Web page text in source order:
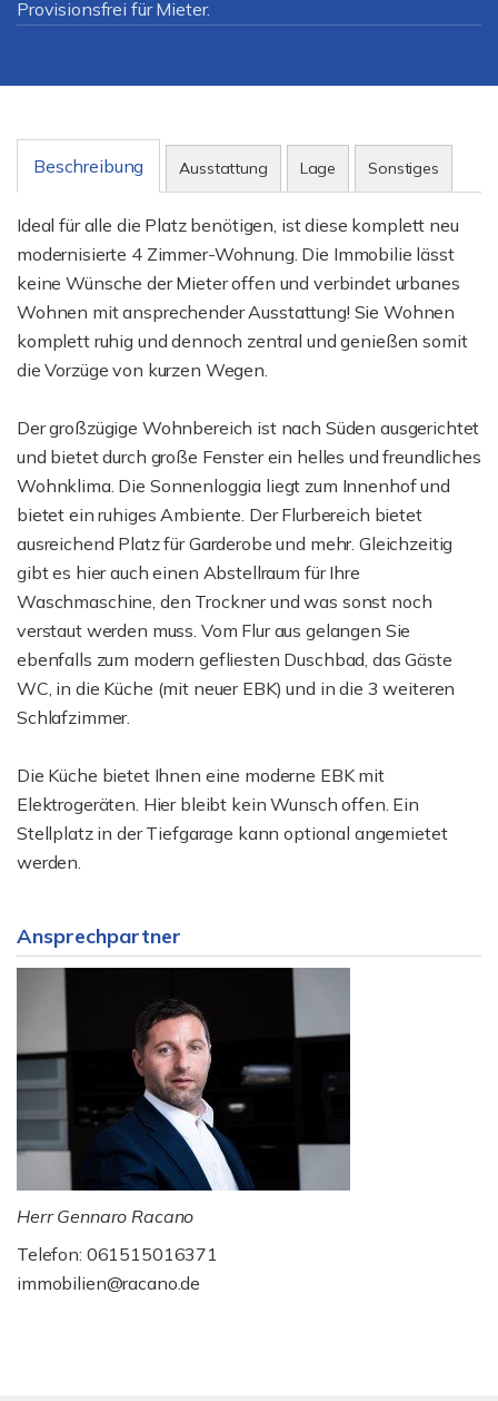
Provisionsfrei für Mieter.
Beschreibung Ausstattung Lage Sonstiges
Ideal für alle die Platz benötigen, ist diese komplett neu
modernisierte 4 Zimmer-Wohnung. Die Immobilie lässt
keine Wünsche der Mieter offen und verbindet urbanes
Wohnen mit ansprechender Ausstattung! Sie Wohnen
komplett ruhig und dennoch zentral und genießen somit
die Vorzüge von kurzen Wegen.
Der großzügige Wohnbereich ist nach Süden ausgerichtet
und bietet durch große Fenster ein helles und freundliches
Wohnklima. Die Sonnenloggia liegt zum Innenhof und
bietet ein ruhiges Ambiente. Der Flurbereich bietet
ausreichend Platz für Garderobe und mehr. Gleichzeitig
gibt es hier auch einen Abstellraum für Ihre
Waschmaschine, den Trockner und was sonst noch
verstaut werden muss. Vom Flur aus gelangen Sie
ebenfalls zum modern gefliesten Duschbad, das Gäste
WC, in die Küche (mit neuer EBK) und in die 3 weiteren
Schlafzimmer.
Die Küche bietet Ihnen eine moderne EBK mit
Elektrogeräten. Hier bleibt kein Wunsch offen. Ein
Stellplatz in der Tiefgarage kann optional angemietet
werden.
Ansprechpartner
Herr Gennaro Racano
Telefon: 061515016371
immobilien@racano.de